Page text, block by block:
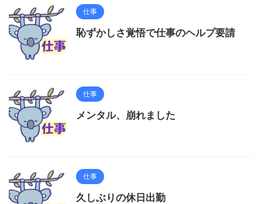
仕事
恥ずかしさ覚悟で仕事のヘルプ要請
仕事
メンタル、崩れました
仕事
久しぶりの休日出勤